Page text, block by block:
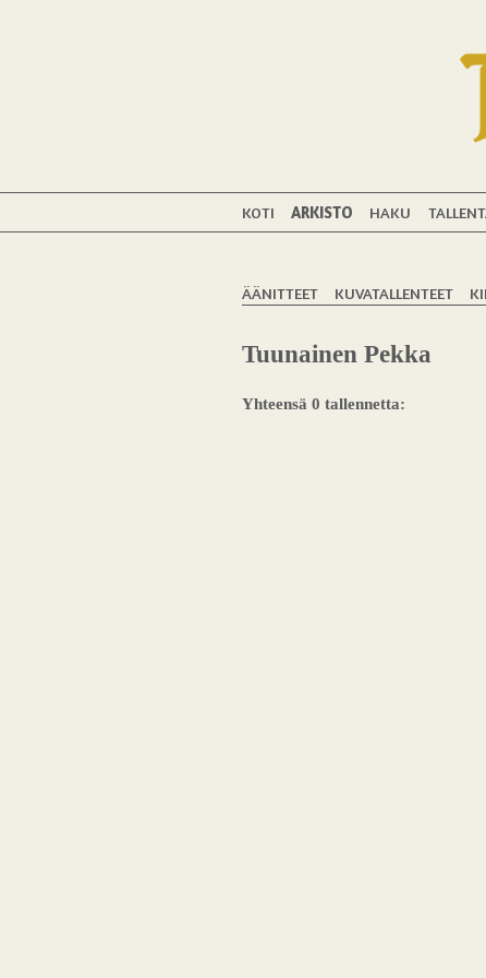
KOTI ARKISTO HAKU
ÄÄNITTEET KUVATALLENTEET
Tuunainen Pekka
Yhteensä 0 tallennetta: